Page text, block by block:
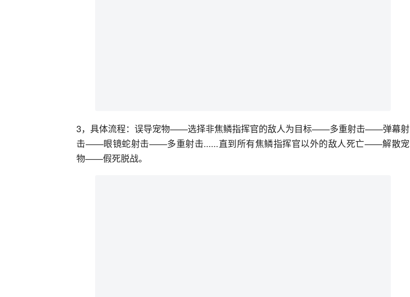
3，具体流程：误导宠物——选择非焦鳞指挥官的敌人为目标——多重射击——弹幕射
击——眼镜蛇射击——多重射击......直到所有焦鳞指挥官以外的敌人死亡——解散宠
物——假死脱战。